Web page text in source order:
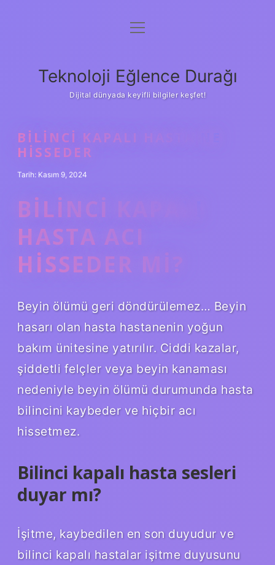
Anasayfa
Yasal Uyarı
menüyü
Teknoloji Eğlence Durağı
Dijital dünyada keyifli bilgiler keşfet!
BILINCI KAPALI HASTA NE
HISSEDER
Tarih: Kasım 9, 2024
BILINCI KAPALI
HASTA ACI
HISSEDER MI?
Beyin ölümü geri döndürülemez… Beyin
hasarı olan hasta hastanenin yoğun
bakım ünitesine yatırılır. Ciddi kazalar,
şiddetli felçler veya beyin kanaması
nedeniyle beyin ölümü durumunda hasta
bilincini kaybeder ve hiçbir acı
hissetmez.
Bilinci kapalı hasta sesleri
duyar mı?
İşitme, kaybedilen en son duyudur ve
bilinci kapalı hastalar işitme duyusunu